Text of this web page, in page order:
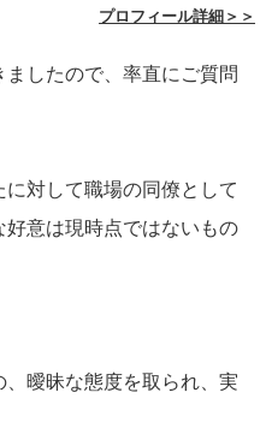
ださい。
プロフィール詳細＞＞
したので、率直にご質問
対して職場の同僚として
意は現時点ではないもの
曖昧な態度を取られ、実